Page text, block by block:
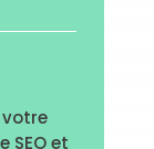
SEO et